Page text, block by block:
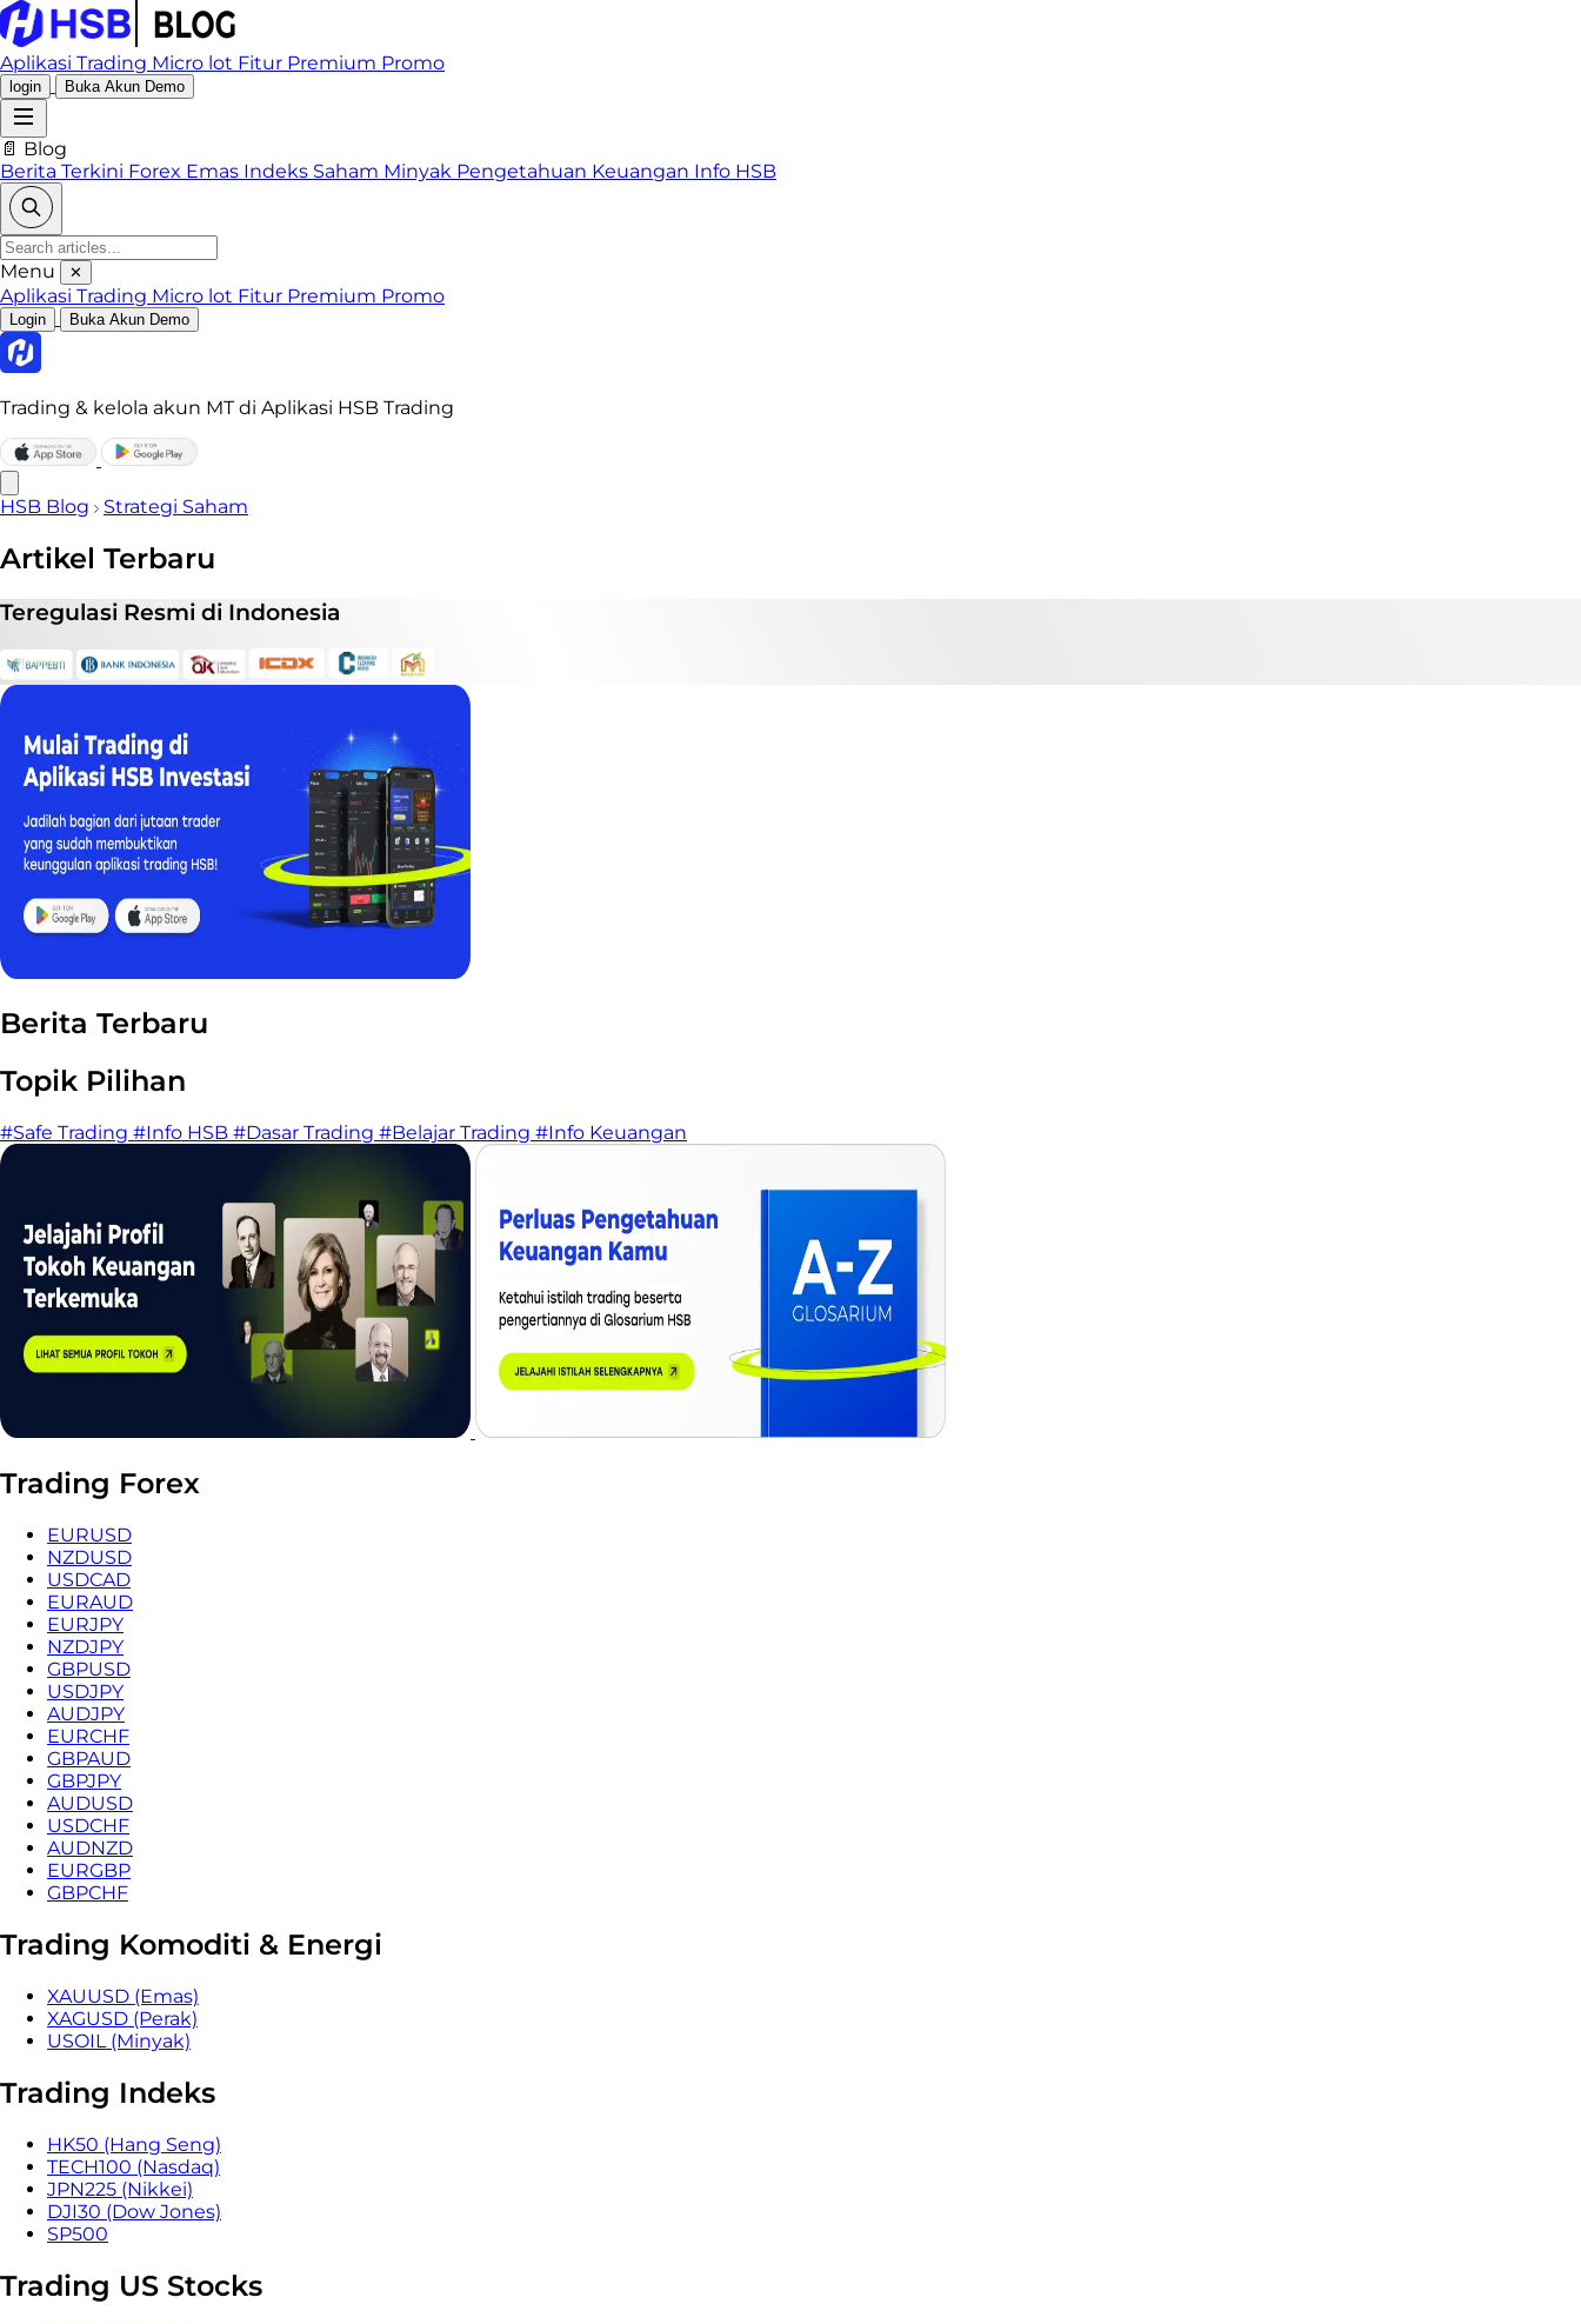
Aplikasi Trading Micro lot Fitur Premium Promo
login Buka Akun Demo
📄 Blog
Berita Terkini Forex Emas Indeks Saham Minyak Pengetahuan Keuangan Info HSB
Menu ✕
Aplikasi Trading Micro lot Fitur Premium Promo
Login Buka Akun Demo
Trading & kelola akun MT di Aplikasi HSB Trading
HSB Blog Strategi Saham
Artikel Terbaru
Teregulasi Resmi di Indonesia
Berita Terbaru
Topik Pilihan
#Safe Trading #Info HSB #Dasar Trading #Belajar Trading #Info Keuangan
Trading Forex
EURUSD
NZDUSD
USDCAD
EURAUD
EURJPY
NZDJPY
GBPUSD
USDJPY
AUDJPY
EURCHF
GBPAUD
GBPJPY
AUDUSD
USDCHF
AUDNZD
EURGBP
GBPCHF
Trading Komoditi & Energi
XAUUSD (Emas)
XAGUSD (Perak)
USOIL (Minyak)
Trading Indeks
HK50 (Hang Seng)
TECH100 (Nasdaq)
JPN225 (Nikkei)
DJI30 (Dow Jones)
SP500
Trading US Stocks